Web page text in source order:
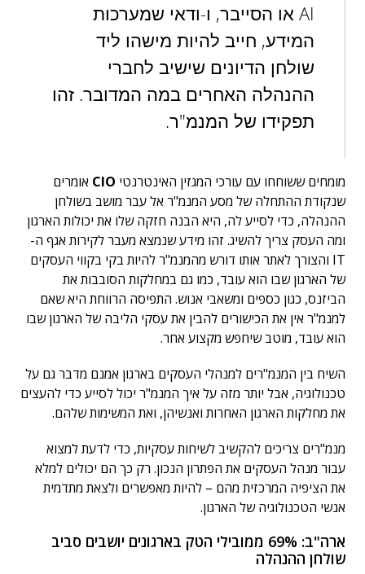
AI או הסייבר, ו-ודאי שמערכות
המידע, חייב להיות מישהו ליד
שולחן הדיונים שישיב לחברי
ההנהלה האחרים במה המדובר. זהו
תפקידו של המנמ"ר.
מומחים ששוחחו עם עורכי המגזין האינטרנטי CIO אומרים
שנקודת ההתחלה של מסע המנמ"ר אל עבר מושב בשולחן
ההנהלה, כדי לסייע לה, היא הבנה חזקה שלו את יכולות הארגון
ומה העסק צריך להשיג. זהו מידע שנמצא מעבר לקירות אגף ה-
IT והצורך לאתר אותו דורש מהמנמ"ר להיות בקי בקווי העסקים
של הארגון שבו הוא עובד, כמו גם במחלקות הסובבות את
הביזנס, כגון כספים ומשאבי אנוש. התפיסה הרווחת היא שאם
למנמ"ר אין את הכישורים להבין את עסקי הליבה של הארגון שבו
הוא עובד, מוטב שיחפש מקצוע אחר.
השיח בין המנמ"רים למנהלי העסקים בארגון אמנם מדבר גם על
טכנולוגיה, אבל יותר מזה על איך המנמ"ר יכול לסייע כדי להעצים
את מחלקות הארגון האחרות ואנשיהן, ואת המשימות שלהם.
מנמ"רים צריכים להקשיב לשיחות עסקיות, כדי לדעת למצוא
עבור מנהל העסקים את הפתרון הנכון. רק כך הם יכולים למלא
את הציפיה המרכזית מהם – להיות מאפשרים ולצאת מתדמית
אנשי הטכנולוגיה של הארגון.
ארה"ב: 69% ממובילי הטק בארגונים יושבים סביב
שולחן ההנהלה